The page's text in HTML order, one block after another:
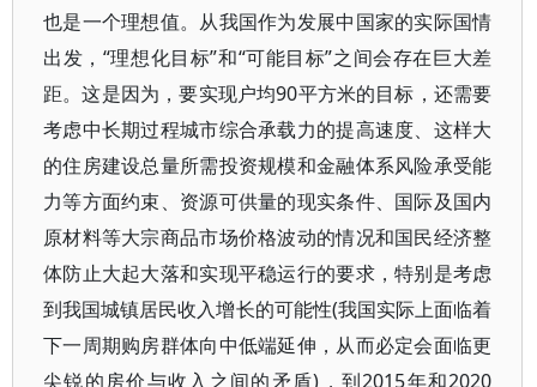
也是一个理想值。从我国作为发展中国家的实际国情
出发，“理想化目标”和“可能目标”之间会存在巨大差
距。这是因为，要实现户均90平方米的目标，还需要
考虑中长期过程城市综合承载力的提高速度、这样大
的住房建设总量所需投资规模和金融体系风险承受能
力等方面约束、资源可供量的现实条件、国际及国内
原材料等大宗商品市场价格波动的情况和国民经济整
体防止大起大落和实现平稳运行的要求，特别是考虑
到我国城镇居民收入增长的可能性(我国实际上面临着
下一周期购房群体向中低端延伸，从而必定会面临更
尖锐的房价与收入之间的矛盾)，到2015年和2020